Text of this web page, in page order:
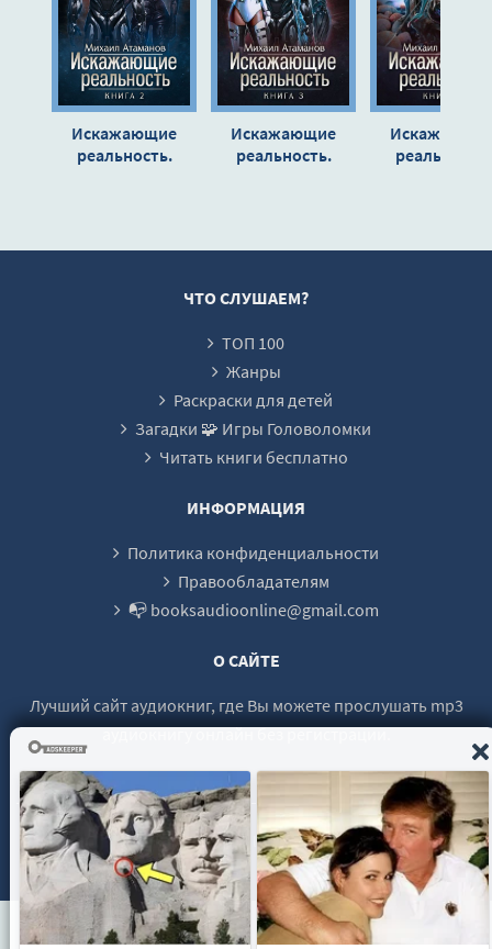
19
32
33
34
35
36
Искажающие
реальность.
Искажающие
реальность.
реальность.
ЧТО СЛУШАЕМ?
ТОП 100
Жанры
Раскраски для детей
Загадки 🧩 Игры Головоломки
Читать книги бесплатно
ИНФОРМАЦИЯ
Политика конфиденциальности
Правообладателям
📭 booksaudioonline@gmail.com
О САЙТЕ
Лучший сайт аудиокниг, где Вы можете прослушать mp3
аудиокнигу онлайн без регистрации.
© 2021 - 2026 booksaudio-online.com Все права защищены.